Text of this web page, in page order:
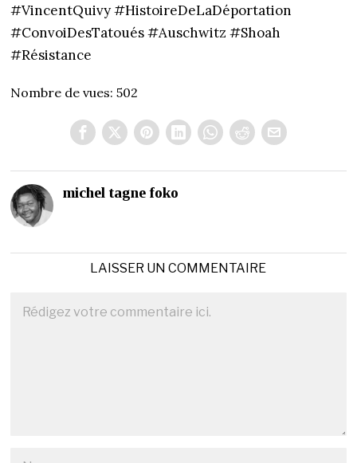
#VincentQuivy #HistoireDeLaDéportation
#ConvoiDesTatoués #Auschwitz #Shoah
#Résistance
Nombre de vues: 502
michel tagne foko
LAISSER UN COMMENTAIRE